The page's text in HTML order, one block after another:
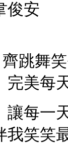
俊安
跳舞笑
每天
每一
笑笑